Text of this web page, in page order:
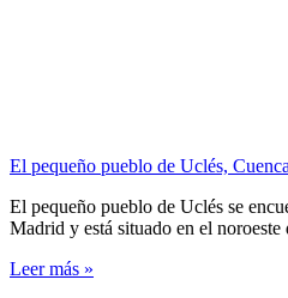
El pequeño pueblo de Uclés, Cuenca
El pequeño pueblo de Uclés se
Madrid y está situado en el noroeste
Leer más »